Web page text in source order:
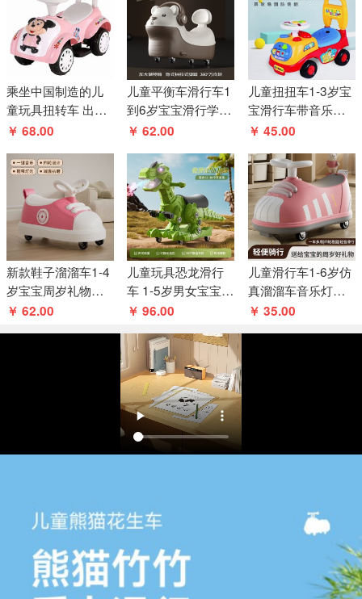
乘坐中国制造的儿
童玩具扭转车 出售
推杆/婴儿摇摆车卡
￥ 68.00
儿童平衡车滑行车1
到6岁宝宝滑行学步
车溜溜车无脚踏四
￥ 62.00
儿童扭扭车1-3岁宝
宝滑行车带音乐男
女四轮可坐玩具滑
￥ 45.00
新款鞋子溜溜车1-4
岁宝宝周岁礼物带
音乐儿童滑行玩具
￥ 62.00
儿童玩具恐龙滑行
车 1-5岁男女宝宝灯
光音乐溜溜车扭扭
￥ 96.00
儿童滑行车1-6岁仿
真溜溜车音乐灯光
防侧翻男女宝宝花
￥ 35.00